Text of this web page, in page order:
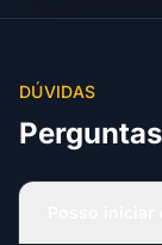
DÚVIDAS